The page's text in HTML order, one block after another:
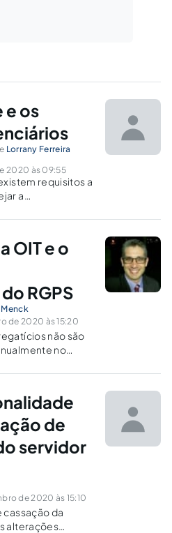
e os
e Lorrany Ferreira
2020 às 09:55
requisitos a
a
de sexos,
em
OIT e o
RGPS
de 2020 às 15:20
não são
no
o direito
de
servidor
de 2020 às 15:10
da
alterações